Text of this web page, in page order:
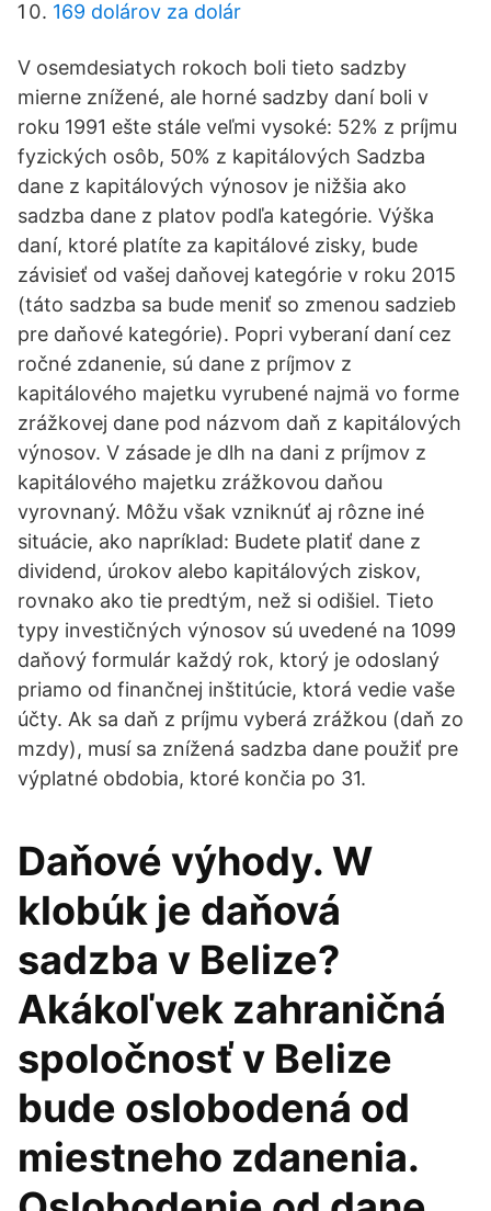
169 dolárov za dolár
V osemdesiatych rokoch boli tieto sadzby
mierne znížené, ale horné sadzby daní boli v
roku 1991 ešte stále veľmi vysoké: 52% z príjmu
fyzických osôb, 50% z kapitálových Sadzba
dane z kapitálových výnosov je nižšia ako
sadzba dane z platov podľa kategórie. Výška
daní, ktoré platíte za kapitálové zisky, bude
závisieť od vašej daňovej kategórie v roku 2015
(táto sadzba sa bude meniť so zmenou sadzieb
pre daňové kategórie). Popri vyberaní daní cez
ročné zdanenie, sú dane z príjmov z
kapitálového majetku vyrubené najmä vo forme
zrážkovej dane pod názvom daň z kapitálových
výnosov. V zásade je dlh na dani z príjmov z
kapitálového majetku zrážkovou daňou
vyrovnaný. Môžu však vzniknúť aj rôzne iné
situácie, ako napríklad: Budete platiť dane z
dividend, úrokov alebo kapitálových ziskov,
rovnako ako tie predtým, než si odišiel. Tieto
typy investičných výnosov sú uvedené na 1099
daňový formulár každý rok, ktorý je odoslaný
priamo od finančnej inštitúcie, ktorá vedie vaše
účty. Ak sa daň z príjmu vyberá zrážkou (daň zo
mzdy), musí sa znížená sadzba dane použiť pre
výplatné obdobia, ktoré končia po 31.
Daňové výhody. W
klobúk je daňová
sadzba v Belize?
Akákoľvek zahraničná
spoločnosť v Belize
bude oslobodená od
miestneho zdanenia.